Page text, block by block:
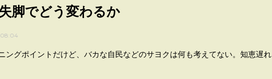
脚でどう変わるか
ングポイントだけど、バカな自民などのサヨクは何も考えてない。知恵遅れ